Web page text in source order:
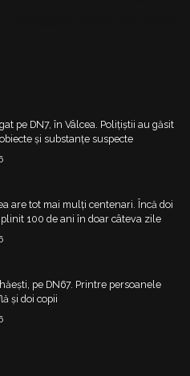
pe DN7, în Vâlcea. Polițiștii au găsit
și substanțe suspecte
are tot mai mulți centenari. Încă doi
100 de ani în doar câteva zile
pe DN67. Printre persoanele
și doi copii